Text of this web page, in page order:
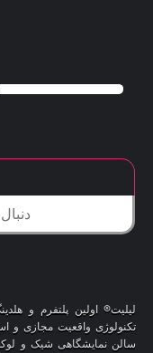
لیلیت® اولین پلتفرم و
تکنولوژی واقعیت مجازی و
سالن نمایشگاهی شیک و